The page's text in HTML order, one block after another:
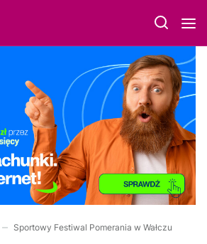
Sportowy Festiwal Pomerania w Wałczu